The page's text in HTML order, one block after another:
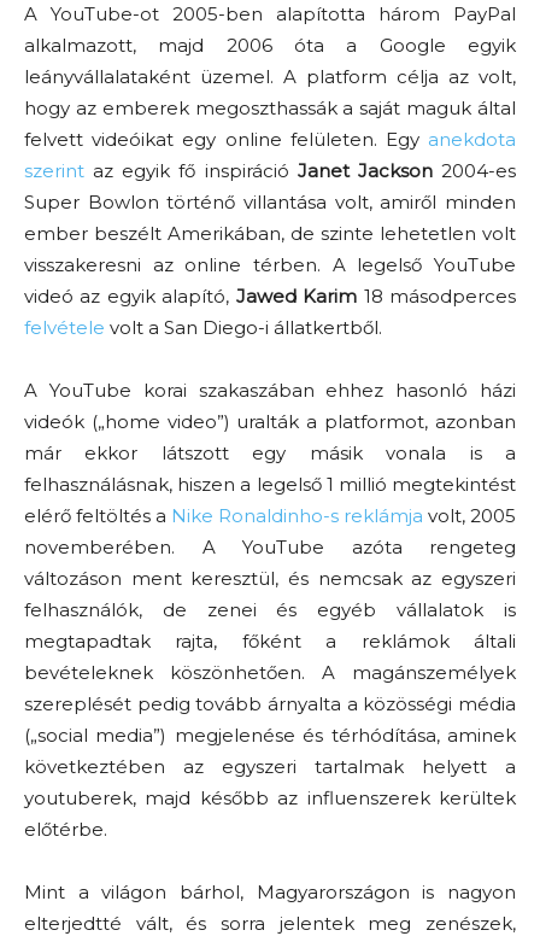
A YouTube-ot 2005-ben alapította három PayPal
alkalmazott, majd 2006 óta a Google egyik
leányvállalataként üzemel. A platform célja az volt,
hogy az emberek megoszthassák a saját maguk által
felvett videóikat egy online felületen. Egy anekdota
szerint az egyik fő inspiráció Janet Jackson2004-es
Super Bowlon történő villantása volt, amiről minden
ember beszélt Amerikában, de szinte lehetetlen volt
visszakeresni az online térben. A legelső YouTube
videó az egyik alapító, Jawed Karim 18 másodperces
felvétele volt a San Diego-i állatkertből.
A YouTube korai szakaszában ehhez hasonló házi
videók („home video”) uralták a platformot, azonban
már ekkor látszott egy másik vonala is a
felhasználásnak, hiszen a legelső 1 millió megtekintést
elérő feltöltés a Nike Ronaldinho-s reklámja volt, 2005
novemberében. A YouTube azóta rengeteg
változáson ment keresztül, és nemcsak az egyszeri
felhasználók, de zenei és egyéb vállalatok is
megtapadtak rajta, főként a reklámok általi
bevételeknek köszönhetően. A magánszemélyek
szereplését pedig tovább árnyalta a közösségi média
(„social media”) megjelenése és térhódítása, aminek
következtében az egyszeri tartalmak helyett a
youtuberek, majd később az influenszerek kerültek
előtérbe.
Mint a világon bárhol, Magyarországon is nagyon
elterjedtté vált, és sorra jelentek meg zenészek,